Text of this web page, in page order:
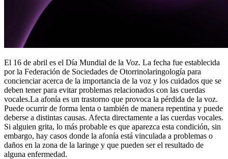
El 16 de abril es el Día Mundial de la Voz. La fecha fue establecida
por la Federación de Sociedades de Otorrinolaringología para
concienciar acerca de la importancia de la voz y los cuidados que se
deben tener para evitar problemas relacionados con las cuerdas
vocales.La afonía es un trastorno que provoca la pérdida de la voz.
Puede ocurrir de forma lenta o también de manera repentina y puede
deberse a distintas causas. Afecta directamente a las cuerdas vocales.
Si alguien grita, lo más probable es que aparezca esta condición, sin
embargo, hay casos donde la afonía está vinculada a problemas o
daños en la zona de la laringe y que pueden ser el resultado de
alguna enfermedad.